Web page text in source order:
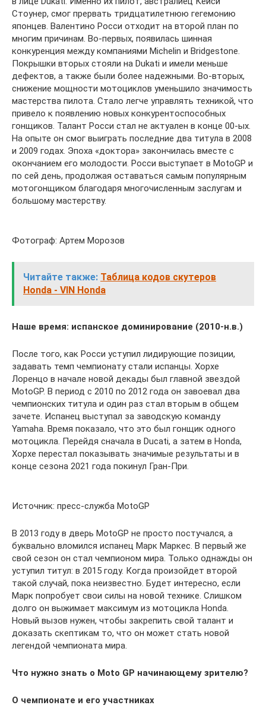
Стоунер, смог прервать тридцатилетнюю гегемонию
японцев. Валентино Росси отходит на второй план по
многим причинам. Во-первых, появилась шинная
конкуренция между компаниями Michelin и Bridgestone.
Покрышки вторых стояли на Dukati и имели меньше
дефектов, а также были более надежными. Во-вторых,
снижение мощности мотоциклов уменьшило значимость
мастерства пилота. Стало легче управлять техникой, что
привело к появлению новых конкурентоспособных
гонщиков. Талант Росси стал не актуален в конце 00-ых.
На опыте он смог выиграть последние два титула в 2008
и 2009 годах. Эпоха «доктора» закончилась вместе с
окончанием его молодости. Росси выступает в MotoGP и
по сей день, продолжая оставаться самым популярным
мотогонщиком благодаря многочисленным заслугам и
большому мастерству.
Фотограф: Артем Морозов
Читайте также: Таблица кодов скутеров
Honda - VIN Honda
Наше время: испанское доминирование (2010-н.в.)
После того, как Росси уступил лидирующие позиции,
задавать темп чемпионату стали испанцы. Хорхе
Лоренцо в начале новой декады был главной звездой
MotoGP. В период с 2010 по 2012 года он завоевал два
чемпионских титула и один раз стал вторым в общем
зачете. Испанец выступал за заводскую команду
Yamaha. Время показало, что это был гонщик одного
мотоцикла. Перейдя сначала в Ducati, а затем в Honda,
Хорхе перестал показывать значимые результаты и в
конце сезона 2021 года покинул Гран-При.
Источник: пресс-служба MotoGP
В 2013 году в дверь MotoGP не просто постучался, а
буквально вломился испанец Марк Маркес. В первый же
свой сезон он стал чемпионом мира. Только однажды он
уступил титул: в 2015 году. Когда произойдет второй
такой случай, пока неизвестно. Будет интересно, если
Марк попробует свои силы на новой технике. Слишком
долго он выжимает максимум из мотоцикла Honda.
Новый вызов нужен, чтобы закрепить свой талант и
доказать скептикам то, что он может стать новой
легендой чемпионата мира.
Что нужно знать о Moto GP начинающему зрителю?
О чемпионате и его участниках